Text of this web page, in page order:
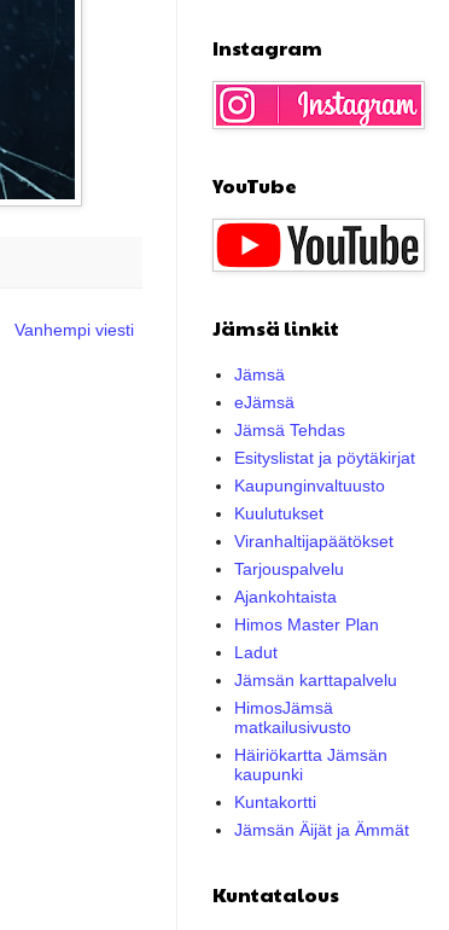
Vanhempi viesti
Instagram
YouTube
Jämsä linkit
Jämsä
eJämsä
Jämsä Tehdas
Esityslistat ja pöytäkirjat
Kaupunginvaltuusto
Kuulutukset
Viranhaltijapäätökset
Tarjouspalvelu
Ajankohtaista
Himos Master Plan
Ladut
Jämsän karttapalvelu
HimosJämsä
matkailusivusto
Häiriökartta Jämsän
kaupunki
Kuntakortti
Jämsän Äijät ja Ämmät
Kuntatalous